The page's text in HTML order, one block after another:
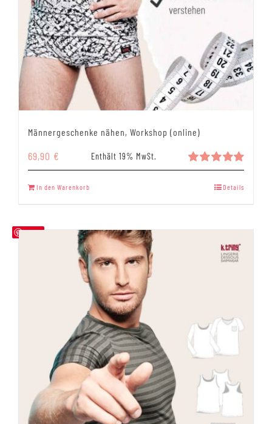
Männergeschenke nähen, Workshop (online)
Bewertet
5.00
69,90 € Enthält 19% MwSt.
In den Warenkorb Details
Save